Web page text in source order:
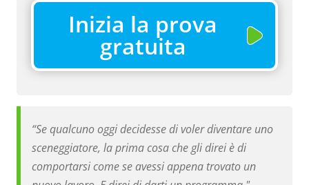
Inizia la prova
gratuita
“Se qualcuno oggi decidesse di voler diventare uno
sceneggiatore, la prima cosa che gli direi è di
comportarsi come se avessi appena trovato un